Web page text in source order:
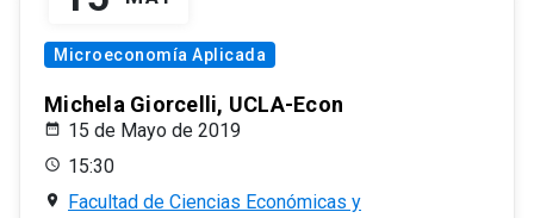
Microeconomía Aplicada
Michela Giorcelli, UCLA-Econ
15 de Mayo de 2019
15:30
Facultad de Ciencias Económicas y